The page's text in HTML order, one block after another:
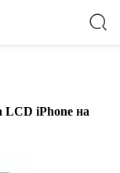
LCD iPhone на